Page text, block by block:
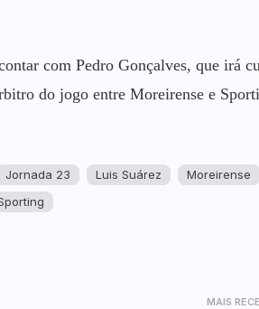
com Pedro Gonçalves, que irá
do jogo entre Moreirense e
Jornada 23 Luis Suárez
Moreirense
MAIS